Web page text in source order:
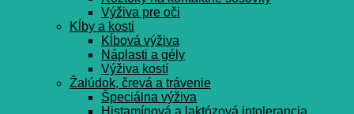
Výživa pre oči
Kĺby a kosti
Kĺbová výživa
Náplasti a gély
Výživa kostí
Žalúdok, črevá a trávenie
Špeciálna výživa